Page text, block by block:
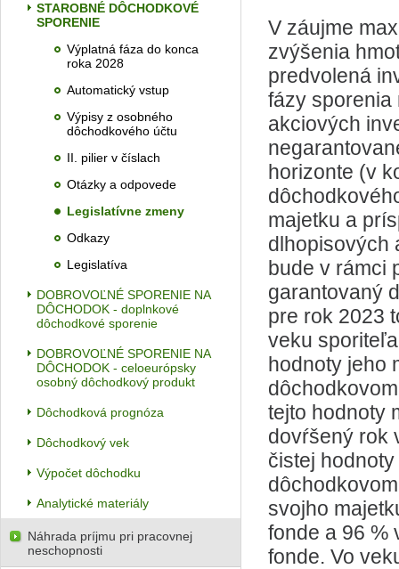
V záujme
zvýšenia
predvolená
fázy sporenia
akciových
horizonte (v
majetku a
dlhopisových
bude v rámci
garantovaný
pre rok 2023
veku
hodnoty jeho
tejto hodnoty
dovŕšený rok
čistej
svojho
fonde a 96 %
fonde. Vo
STAROBNÉ DÔCHODKOVÉ
SPORENIE
Výplatná fáza do konca
roka 2028
Automatický vstup
Výpisy z osobného
dôchodkového účtu
II. pilier v číslach
Otázky a odpovede
Legislatívne zmeny
Odkazy
Legislatíva
DOBROVOĽNÉ SPORENIE NA
DÔCHODOK - doplnkové
dôchodkové sporenie
DOBROVOĽNÉ SPORENIE NA
DÔCHODOK - celoeurópsky
osobný dôchodkový produkt
Dôchodková prognóza
Dôchodkový vek
Výpočet dôchodku
Analytické materiály
Náhrada príjmu pri pracovnej
neschopnosti